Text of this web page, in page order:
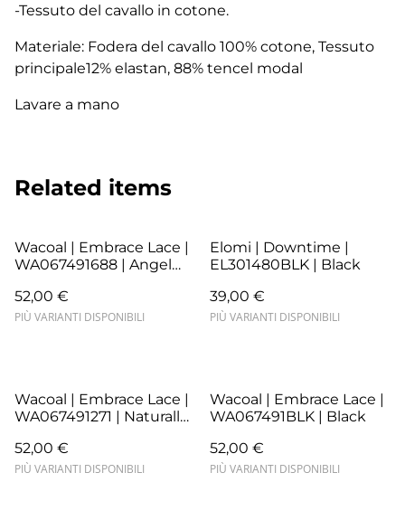
-Tessuto del cavallo in cotone.
Materiale: Fodera del cavallo 100% cotone, Tessuto
principale12% elastan, 88% tencel modal
Lavare a mano
Related items
Wacoal | Embrace Lace |
WA067491688 | Angel
52,00 €
PIÙ VARIANTI DISPONIBILI
Elomi | Downtime |
EL301480BLK | Black
39,00 €
PIÙ VARIANTI DISPONIBILI
Wacoal | Embrace Lace |
WA067491271 | Naturally
52,00 €
PIÙ VARIANTI DISPONIBILI
Wacoal | Embrace Lace |
WA067491BLK | Black
52,00 €
PIÙ VARIANTI DISPONIBILI